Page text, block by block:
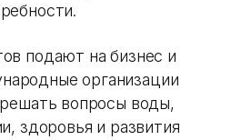
подают на бизнес и
организации
вопросы воды,
здоровья и развития